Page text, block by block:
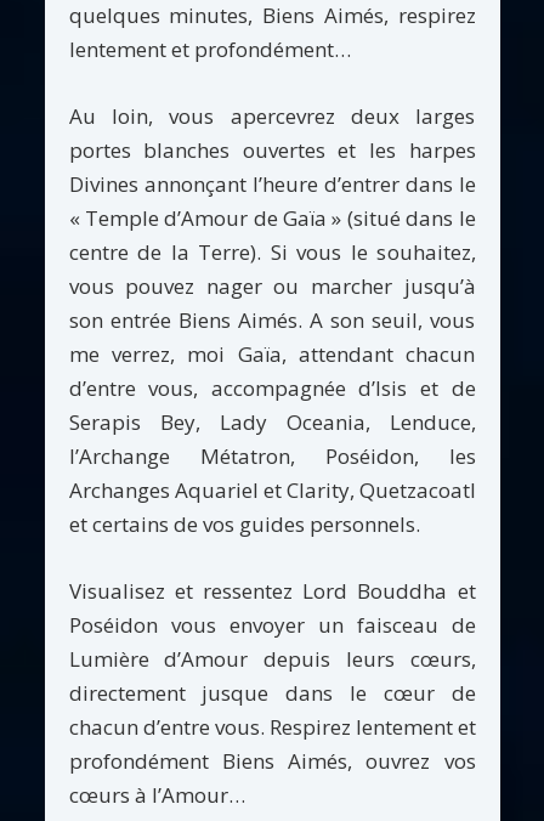
quelques minutes, Biens Aimés, respirez
lentement et profondément…
Au loin, vous apercevrez deux larges
portes blanches ouvertes et les harpes
Divines annonçant l’heure d’entrer dans le
« Temple d’Amour de Gaïa » (situé dans le
centre de la Terre). Si vous le souhaitez,
vous pouvez nager ou marcher jusqu’à
son entrée Biens Aimés. A son seuil, vous
me verrez, moi Gaïa, attendant chacun
d’entre vous, accompagnée d’Isis et de
Serapis Bey, Lady Oceania, Lenduce,
l’Archange Métatron, Poséidon, les
Archanges Aquariel et Clarity, Quetzacoatl
et certains de vos guides personnels.
Visualisez et ressentez Lord Bouddha et
Poséidon vous envoyer un faisceau de
Lumière d’Amour depuis leurs cœurs,
directement jusque dans le cœur de
chacun d’entre vous. Respirez lentement et
profondément Biens Aimés, ouvrez vos
cœurs à l’Amour…